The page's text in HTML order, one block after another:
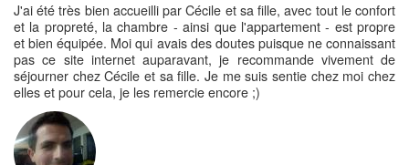
J'ai été très bien accueilli par Cécile et sa fille, avec tout le confort
et la propreté, la chambre - ainsi que l'appartement - est propre
et bien équipée. Moi qui avais des doutes puisque ne connaissant
pas ce site internet auparavant, je recommande vivement de
séjourner chez Cécile et sa fille. Je me suis sentie chez moi chez
elles et pour cela, je les remercie encore ;)